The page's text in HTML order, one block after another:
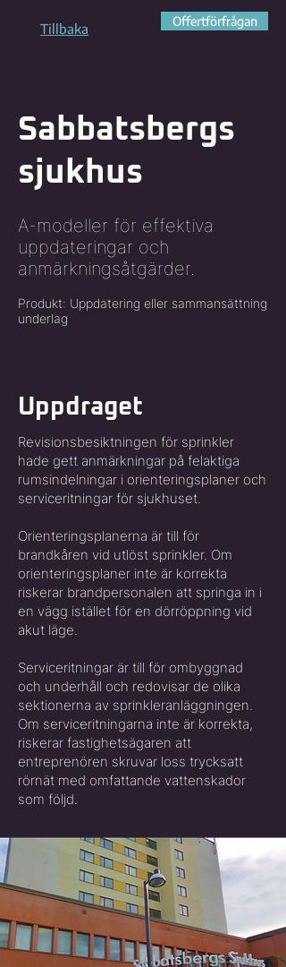
Tillbaka Offertförfrågan
Sabbatsbergs
sjukhus
A-modeller för effektiva
uppdateringar och
anmärkningsåtgärder.
Produkt: Uppdatering eller sammansättning
underlag
Uppdraget
Revisionsbesiktningen för sprinkler
hade gett anmärkningar på felaktiga
rumsindelningar i orienteringsplaner och
serviceritningar för sjukhuset.
Orienteringsplanerna är till för
brandkåren vid utlöst sprinkler. Om
orienteringsplaner inte är korrekta
riskerar brandpersonalen att springa in i
en vägg istället för en dörröppning vid
akut läge.
Serviceritningar är till för ombyggnad
och underhåll och redovisar de olika
sektionerna av sprinkleranläggningen.
Om serviceritningarna inte är korrekta,
riskerar fastighetsägaren att
entreprenören skruvar loss trycksatt
rörnät med omfattande vattenskador
som följd.